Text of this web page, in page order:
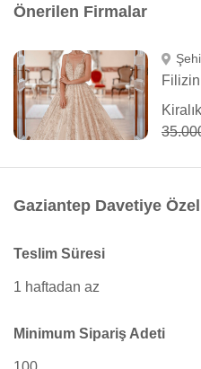
Önerilen Firmalar
Kiralık
Gaziantep Davetiye
Teslim Süresi
1 haftadan az
Minimum Sipariş Adeti